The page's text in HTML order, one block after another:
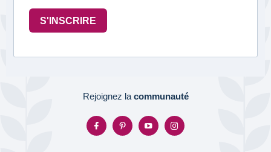
S'INSCRIRE
Rejoignez la communauté